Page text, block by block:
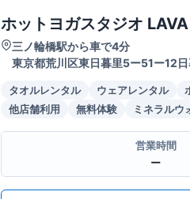
ホットヨガスタジオ
三ノ輪橋駅から車で4分
東京都荒川区東日暮里5ー51ー12
タオルレンタル ウェアレンタル
他店舗利用
無料体験 ミネラルウ
営業時間
ー